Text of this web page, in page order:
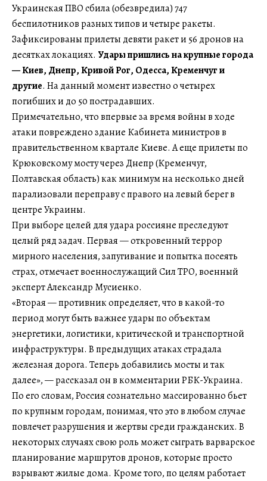
Украинская ПВО сбила (обезвредила) 747
беспилотников разных типов и четыре ракеты.
Зафиксированы прилеты девяти ракет и 56 дронов на
десятках локациях. Удары пришлись на крупные города
— Киев, Днепр, Кривой Рог, Одесса, Кременчуг и
другие. На данный момент известно о четырех
погибших и до 50 пострадавших.
Примечательно, что впервые за время войны в ходе
атаки повреждено здание Кабинета министров в
правительственном квартале Киеве. А еще прилеты по
Крюковскому мосту через Днепр (Кременчуг,
Полтавская область) как минимум на несколько дней
парализовали переправу с правого на левый берег в
центре Украины.
При выборе целей для удара россияне преследуют
целый ряд задач. Первая — откровенный террор
мирного населения, запугивание и попытка посеять
страх, отмечает военнослужащий Сил ТРО, военный
эксперт Александр Мусиенко.
«Вторая — противник определяет, что в какой-то
период могут быть важнее удары по объектам
энергетики, логистики, критической и транспортной
инфраструктуры. В предыдущих атаках страдала
железная дорога. Теперь добавились мосты и так
далее», — рассказал он в комментарии РБК-Украина.
По его словам, Россия сознательно массированно бьет
по крупным городам, понимая, что это в любом случае
повлечет разрушения и жертвы среди гражданских. В
некоторых случаях свою роль может сыграть варварское
планирование маршрутов дронов, которые просто
взрывают жилые дома. Кроме того, по целям работает